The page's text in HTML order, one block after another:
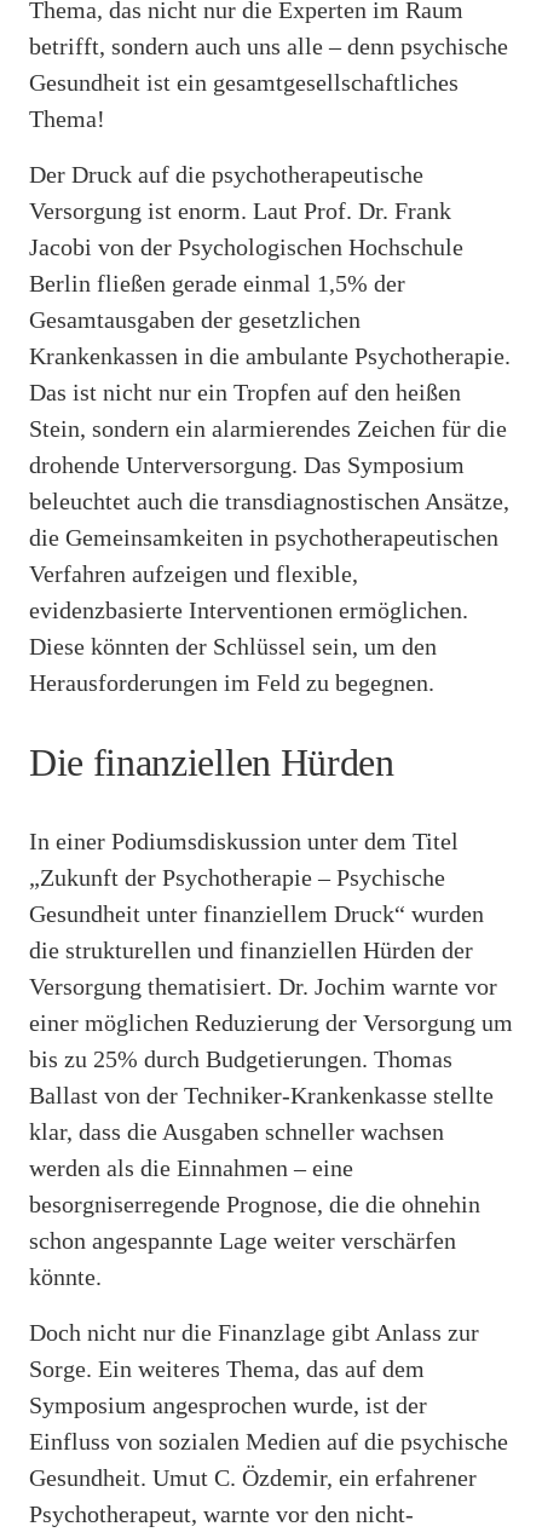
Thema, das nicht nur die Experten im Raum
betrifft, sondern auch uns alle – denn psychische
Gesundheit ist ein gesamtgesellschaftliches
Thema!
Der Druck auf die psychotherapeutische
Versorgung ist enorm. Laut Prof. Dr. Frank
Jacobi von der Psychologischen Hochschule
Berlin fließen gerade einmal 1,5% der
Gesamtausgaben der gesetzlichen
Krankenkassen in die ambulante Psychotherapie.
Das ist nicht nur ein Tropfen auf den heißen
Stein, sondern ein alarmierendes Zeichen für die
drohende Unterversorgung. Das Symposium
beleuchtet auch die transdiagnostischen Ansätze,
die Gemeinsamkeiten in psychotherapeutischen
Verfahren aufzeigen und flexible,
evidenzbasierte Interventionen ermöglichen.
Diese könnten der Schlüssel sein, um den
Herausforderungen im Feld zu begegnen.
Die finanziellen Hürden
In einer Podiumsdiskussion unter dem Titel
„Zukunft der Psychotherapie – Psychische
Gesundheit unter finanziellem Druck“ wurden
die strukturellen und finanziellen Hürden der
Versorgung thematisiert. Dr. Jochim warnte vor
einer möglichen Reduzierung der Versorgung um
bis zu 25% durch Budgetierungen. Thomas
Ballast von der Techniker-Krankenkasse stellte
klar, dass die Ausgaben schneller wachsen
werden als die Einnahmen – eine
besorgniserregende Prognose, die die ohnehin
schon angespannte Lage weiter verschärfen
könnte.
Doch nicht nur die Finanzlage gibt Anlass zur
Sorge. Ein weiteres Thema, das auf dem
Symposium angesprochen wurde, ist der
Einfluss von sozialen Medien auf die psychische
Gesundheit. Umut C. Özdemir, ein erfahrener
Psychotherapeut, warnte vor den nicht-